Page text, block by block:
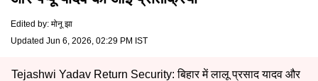
Edited by: मोनू झा
Updated Jun 6, 2026, 02:29 PM IST
Tejashwi Yadav Return Security: बिहार में लालू प्रसाद यादव और